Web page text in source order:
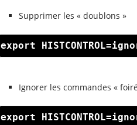
Supprimer les « doublons »
export
Ignorer les commandes «
export